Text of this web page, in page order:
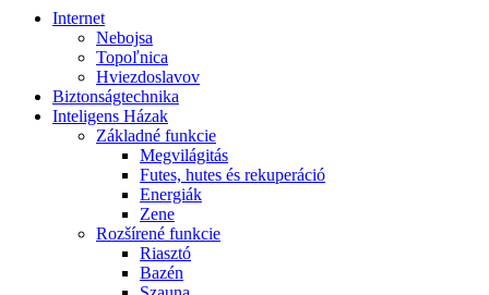
Internet
Nebojsa
Topoľnica
Hviezdoslavov
Biztonságtechnika
Inteligens Házak
Základné funkcie
Megvilágitás
Futes, hutes és rekuperáció
Energiák
Zene
Rozšírené funkcie
Riasztó
Bazén